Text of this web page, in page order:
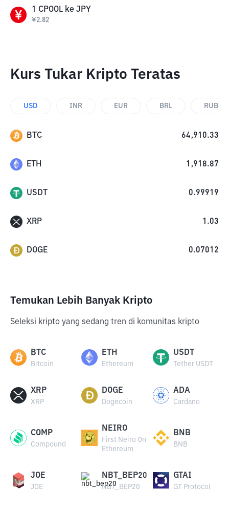
1 CPOOL ke JPY
¥2.82
Kurs Tukar Kripto Teratas
USD INR EUR BRL RUB
BTC 64,910.33
ETH 1,918.87
USDT 0.99919
XRP 1.03
DOGE 0.07012
Temukan Lebih Banyak Kripto
Seleksi kripto yang sedang tren di komunitas kripto
BTC
Bitcoin
ETH
Ethereum
USDT
Tether USDT
XRP
XRP
DOGE
Dogecoin
ADA
Cardano
COMP
Compound
NEIRO
First Neiro On
Ethereum
BNB
BNB
JOE
JOE
NBT_BEP20
NBT_BEP20
GTAI
GT Protocol